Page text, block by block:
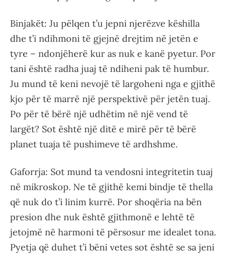
Binjakët: Ju pëlqen t’u jepni njerëzve këshilla
dhe t’i ndihmoni të gjejnë drejtim në jetën e
tyre – ndonjëherë kur as nuk e kanë pyetur. Por
tani është radha juaj të ndiheni pak të humbur.
Ju mund të keni nevojë të largoheni nga e gjithë
kjo për të marrë një perspektivë për jetën tuaj.
Po për të bërë një udhëtim në një vend të
largët? Sot është një ditë e mirë për të bërë
planet tuaja të pushimeve të ardhshme.
Gaforrja: Sot mund ta vendosni integritetin tuaj
në mikroskop. Ne të gjithë kemi bindje të thella
që nuk do t’i linim kurrë. Por shoqëria na bën
presion dhe nuk është gjithmonë e lehtë të
jetojmë në harmoni të përsosur me idealet tona.
Pyetja që duhet t’i bëni vetes sot është se sa jeni